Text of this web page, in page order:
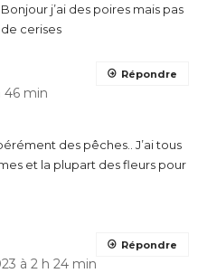
Bonjour j’ai des poires mais pas
de cerises
46 min
des pêches.. J’ai tous
et la plupart des fleurs pour
Répondre
à 2 h 24 min
Répondre